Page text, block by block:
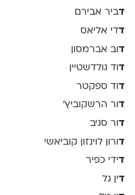
דביר אבירם
דדי אליאס
דוב אברמסון
דוד גולדשטיין
דוד ספקטר
דור הרשקוביץ׳
דור סגיב
דורון לוינזון קוביאשי
דידי כפיר
דין גל